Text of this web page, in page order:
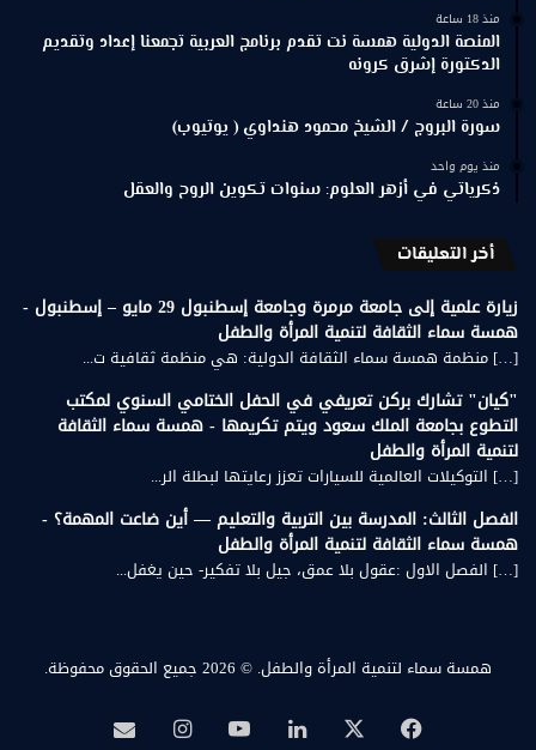
منذ 18 ساعة
المنصة الدولية همسة نت تقدم برنامج العربية تجمعنا إعداد وتقديم
الدكتورة إشرق كرونه
منذ 20 ساعة
سورة البروج / الشيخ محمود هنداوي ( يوتيوب)
منذ يوم واحد
ذكرياتي في أزهر العلوم: سنوات تكوين الروح والعقل
أخر التعليقات
زيارة علمية إلى جامعة مرمرة وجامعة إسطنبول 29 مايو – إسطنبول -
همسة سماء الثقافة لتنمية المرأة والطفل
[…] منظمة همسة سماء الثقافة الدولية: هي منظمة ثقافية ت...
"كيان" تشارك بركن تعريفي في الحفل الختامي السنوي لمكتب
التطوع بجامعة الملك سعود ويتم تكريمها - همسة سماء الثقافة
لتنمية المرأة والطفل
[…] التوكيلات العالمية للسيارات تعزز رعايتها لبطلة الر...
الفصل الثالث: المدرسة بين التربية والتعليم — أين ضاعت المهمة؟ -
همسة سماء الثقافة لتنمية المرأة والطفل
[…] الفصل الاول :عقول بلا عمق، جيل بلا تفكير- حين يغفل...
همسة سماء لتنمية المرأة والطفل. © 2026 جميع الحقوق محفوظة.
فيسبوك لينكدإن‫YouTubeانستقرامبريد